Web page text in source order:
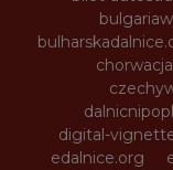
digital-
edalnice.org